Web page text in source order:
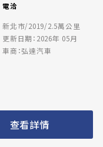
電洽
新北市/2019/2.5萬公里
更新日期：2026年 05月
車商：弘達汽車
查看詳情